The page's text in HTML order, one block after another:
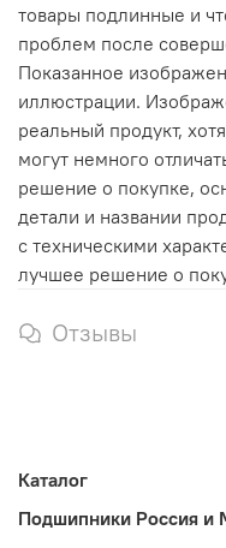
товары подлинные и
проблем после
Показанное
иллюстрации.
реальный продукт,
могут немного
решение о покупке,
детали и названии
с техническими
лучшее решение о
Отзывы
Каталог
Подшипники Россия и